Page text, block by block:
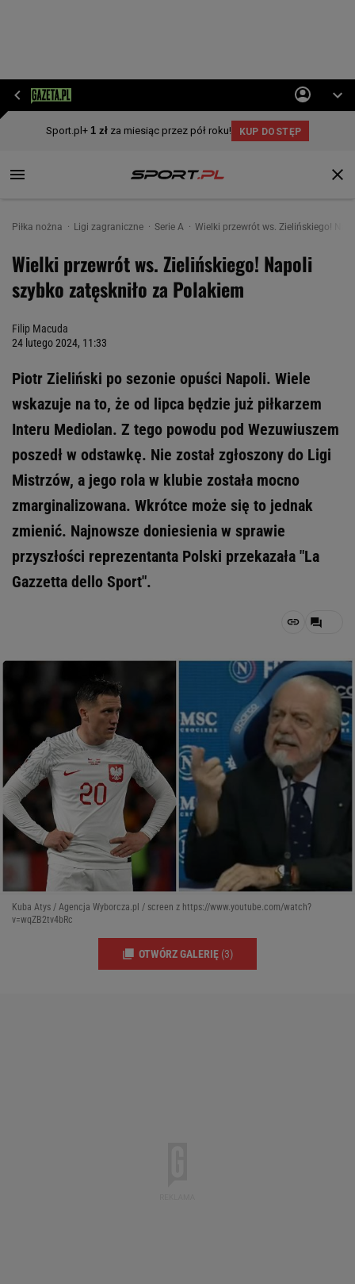
Piłka nożna Ligi zagraniczne Serie A Wielki przewrót ws. Zielińskiego!
Wielki przewrót ws. Zielińskiego! Napoli
szybko zatęskniło za Polakiem
Filip Macuda
24 lutego 2024, 11:33
Piotr Zieliński po sezonie opuści Napoli. Wiele
wskazuje na to, że od lipca będzie już piłkarzem
Interu Mediolan. Z tego powodu pod Wezuwiuszem
poszedł w odstawkę. Nie został zgłoszony do Ligi
Mistrzów, a jego rola w klubie została mocno
zmarginalizowana. Wkrótce może się to jednak
zmienić. Najnowsze doniesienia w sprawie
przyszłości reprezentanta Polski przekazała "La
Gazzetta dello Sport".
Kuba Atys / Agencja Wyborcza.pl / screen z https://www.youtube.com/watch?
v=wqZB2tv4bRc
OTWÓRZ GALERIĘ (3)